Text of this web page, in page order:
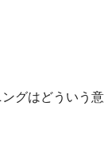
グはどういう